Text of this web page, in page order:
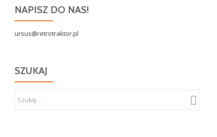
NAPISZ DO NAS!
ursus@retrotraktor.pl
SZUKAJ